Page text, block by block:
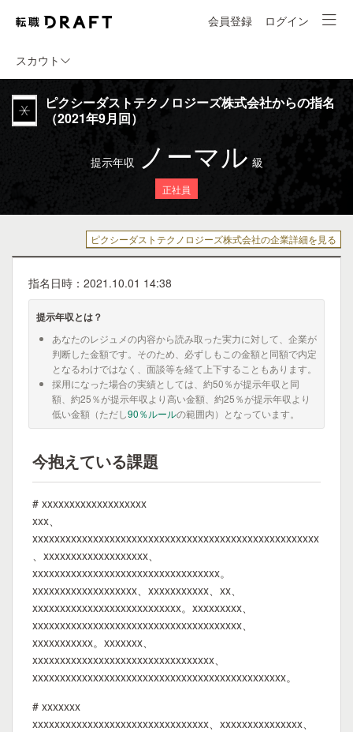
会員登録 ログイン
スカウト
ピクシーダストテクノロジーズ株式会社からの指名
（2021年9月回）
提示年収 ノーマル 級
正社員
ピクシーダストテクノロジーズ株式会社の企業詳細を見る
指名日時：2021.10.01 14:38
提示年収とは？
あなたのレジュメの内容から読み取った実力に対して、企業が
判断した金額です。そのため、必ずしもこの金額と同額で内定
となるわけではなく、面談等を経て上下することもあります。
採用になった場合の実績としては、約50％が提示年収と同
額、約25％が提示年収より高い金額、約25％が提示年収より
低い金額（ただし90％ルールの範囲内）となっています。
今抱えている課題
# xxxxxxxxxxxxxxxxxxx
xxx、
xxxxxxxxxxxxxxxxxxxxxxxxxxxxxxxxxxxxxxxxxxxxxxxxxxxx
、xxxxxxxxxxxxxxxxxxx、
xxxxxxxxxxxxxxxxxxxxxxxxxxxxxxxxxx。
xxxxxxxxxxxxxxxxxxx、xxxxxxxxxxx、xx、
xxxxxxxxxxxxxxxxxxxxxxxxxxx。xxxxxxxxx、
xxxxxxxxxxxxxxxxxxxxxxxxxxxxxxxxxxxxxx、
xxxxxxxxxxx。xxxxxxx、
xxxxxxxxxxxxxxxxxxxxxxxxxxxxxxxxx、
xxxxxxxxxxxxxxxxxxxxxxxxxxxxxxxxxxxxxxxxxxxxxx。
# xxxxxxx
xxxxxxxxxxxxxxxxxxxxxxxxxxxxxxxx、xxxxxxxxxxxxxxx、